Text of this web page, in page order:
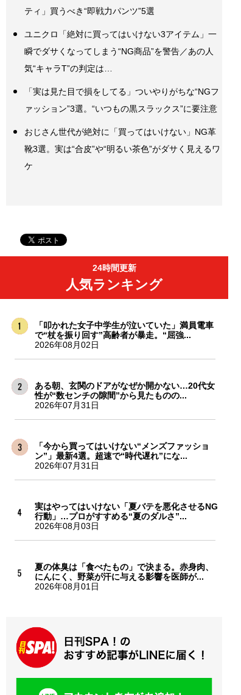
ティ」買うべき“即戦力パンツ”5選
ユニクロ「絶対に買ってはいけない3アイテム」一
瞬でダサくなってしまう“NG商品”を警告／あの人
気“キャラT”の判定は…
「実は見た目で損をしてる」ついやりがちな“NGフ
ァッション”3選。“いつもの黒スラックス”に要注意
おじさん世代が絶対に「買ってはいけない」NG革
靴3選。実は“合皮”や“明るい茶色”がダサく見えるワ
ケ
24時間更新
人気ランキング
「叩かれた女子中学生が泣いていた」満員電車
で“杖を振り回す”高齢者が暴走。“屈強...
2026年08月02日
ある朝、玄関のドアがなぜか開かない…20代女
性が“数センチの隙間”から見たものの...
2026年07月31日
「今から買ってはいけない“メンズファッショ
ン”」最新4選。超速で“時代遅れ”にな...
2026年07月31日
実はやってはいけない「夏バテを悪化させるNG
行動」…プロがすすめる“夏のダルさ”...
2026年08月03日
夏の体臭は「食べたもの」で決まる。赤身肉、
にんにく、野菜が汗に与える影響を医師が...
2026年08月01日